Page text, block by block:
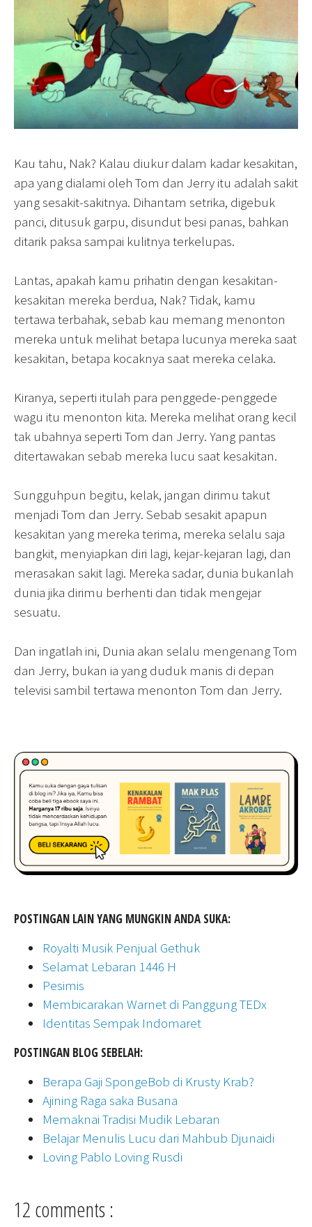
Kau tahu, Nak? Kalau diukur dalam kadar kesakitan,
apa yang dialami oleh Tom dan Jerry itu adalah sakit
yang sesakit-sakitnya. Dihantam setrika, digebuk
panci, ditusuk garpu, disundut besi panas, bahkan
ditarik paksa sampai kulitnya terkelupas.
Lantas, apakah kamu prihatin dengan kesakitan-
kesakitan mereka berdua, Nak? Tidak, kamu
tertawa terbahak, sebab kau memang menonton
mereka untuk melihat betapa lucunya mereka saat
kesakitan, betapa kocaknya saat mereka celaka.
Kiranya, seperti itulah para penggede-penggede
wagu itu menonton kita. Mereka melihat orang kecil
tak ubahnya seperti Tom dan Jerry. Yang pantas
ditertawakan sebab mereka lucu saat kesakitan.
Sungguhpun begitu, kelak, jangan dirimu takut
menjadi Tom dan Jerry. Sebab sesakit apapun
kesakitan yang mereka terima, mereka selalu saja
bangkit, menyiapkan diri lagi, kejar-kejaran lagi, dan
merasakan sakit lagi. Mereka sadar, dunia bukanlah
dunia jika dirimu berhenti dan tidak mengejar
sesuatu.
Dan ingatlah ini, Dunia akan selalu mengenang Tom
dan Jerry, bukan ia yang duduk manis di depan
televisi sambil tertawa menonton Tom dan Jerry.
POSTINGAN LAIN YANG MUNGKIN ANDA SUKA:
Royalti Musik Penjual Gethuk
Selamat Lebaran 1446 H
Pesimis
Membicarakan Warnet di Panggung TEDx
Identitas Sempak Indomaret
POSTINGAN BLOG SEBELAH:
Berapa Gaji SpongeBob di Krusty Krab?
Ajining Raga saka Busana
Memaknai Tradisi Mudik Lebaran
Belajar Menulis Lucu dari Mahbub Djunaidi
Loving Pablo Loving Rusdi
12 comments :